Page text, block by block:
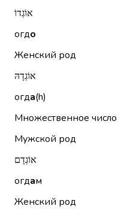
אוֹגְדוֹ
огдо
Женский род
אוֹגְדָהּ
огда(h)
Множественное число
Мужской род
אוֹגְדָם
огдам
Женский род